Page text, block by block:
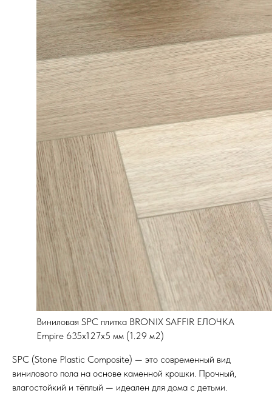
Виниловая SPC плитка BRONIX SAFFIR ЕЛОЧКА
Empire 635х127х5 мм (1.29 м2)
SPC (Stone Plastic Composite) — это современный вид
винилового пола на основе каменной крошки. Прочный,
влагостойкий и тёплый — идеален для дома с детьми.